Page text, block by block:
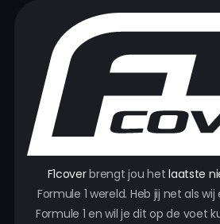
F1coverbrengt jou hetlaatste
Formule 1 wereld. Heb jij net als
Formule 1 en wil je dit op de voet